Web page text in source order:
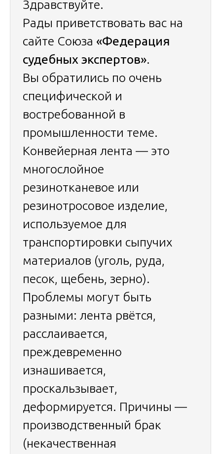
Здравствуйте.
Рады приветствовать вас на
сайте Союза «Федерация
судебных экспертов».
Вы обратились по очень
специфической и
востребованной в
промышленности теме.
Конвейерная лента — это
многослойное
резинотканевое или
резинотросовое изделие,
используемое для
транспортировки сыпучих
материалов (уголь, руда,
песок, щебень, зерно).
Проблемы могут быть
разными: лента рвётся,
расслаивается,
преждевременно
изнашивается,
проскальзывает,
деформируется. Причины —
производственный брак
(некачественная